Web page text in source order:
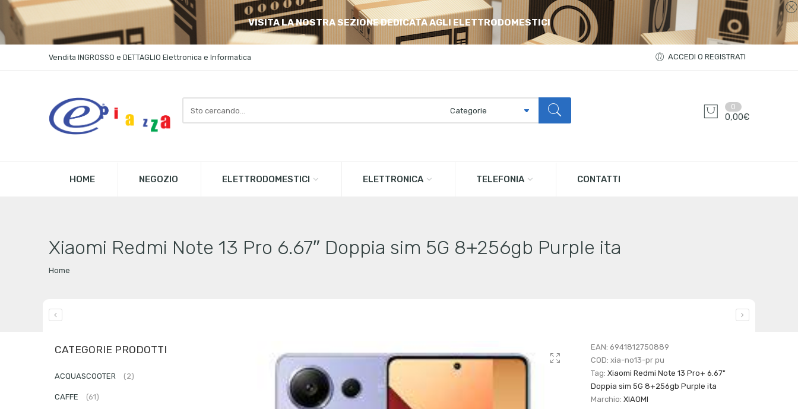
VISITA LA NOSTRA SEZIONE DEDICATA AGLI ELETTRODOMESTICI
Vendita INGROSSO e DETTAGLIO Elettronica e Informatica ACCEDI O REGISTRATI
here
0
0,00€
HOME NEGOZIO ELETTRODOMESTICI ELETTRONICA TELEFONIA CONTATTI
Xiaomi Redmi Note 13 Pro 6.67″ Doppia sim 5G 8+256gb Purple ita
Home
EAN: 6941812750889
COD:xia-no13-pr pu
Tag:Xiaomi Redmi Note 13 Pro+ 6.67"
Doppia sim 5G 8+256gb Purple ita
Marchio:XIAOMI
CATEGORIE PRODOTTI
ACQUASCOOTER (2)
CAFFE (61)